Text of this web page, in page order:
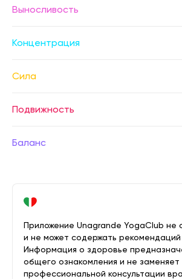
Выносливость
Концентрация
Сила
Подвижность
Баланс
Приложение Unagrande YogaClub не
и не может содержать
Информация о здоровье
общего ознакомления и не заменяет
профессиональной консультации